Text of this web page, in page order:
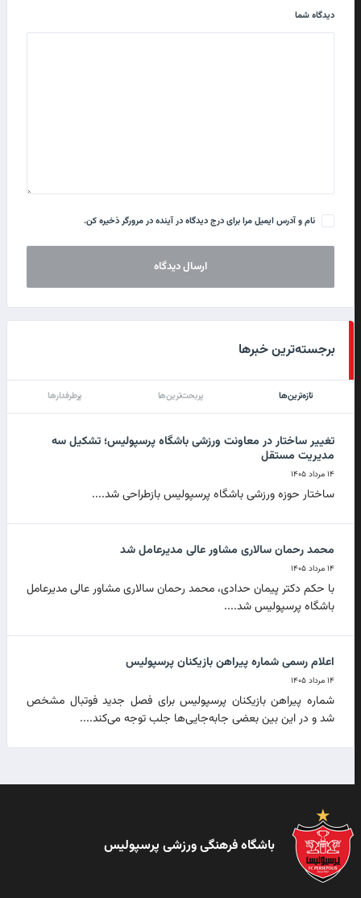
دیدگاه شما
نام و آدرس ایمیل مرا برای درج دیدگاه در آینده در مرورگر ذخیره کن.
برجسته‌ترین خبرها
تازه‌ترین‌ها پربحث‌ترین‌ها پرطرفدارها
تغییر ساختار در معاونت ورزشی باشگاه پرسپولیس؛ تشکیل سه
مدیریت مستقل
۱۴ مرداد ۱۴۰۵
ساختار حوزه ورزشی باشگاه پرسپولیس بازطراحی شد....
محمد رحمان سالاری مشاور عالی مدیرعامل شد
۱۴ مرداد ۱۴۰۵
با حکم دکتر پیمان حدادی، محمد رحمان سالاری مشاور عالی مدیرعامل
باشگاه پرسپولیس شد....
اعلام رسمی شماره پیراهن بازیکنان پرسپولیس
۱۴ مرداد ۱۴۰۵
شماره پیراهن بازیکنان پرسپولیس برای فصل جدید فوتبال مشخص
شد و در این بین بعضی جابه‌جایی‌ها جلب توجه می‌کند....
باشگاه فرهنگی ورزشی پرسپولیس